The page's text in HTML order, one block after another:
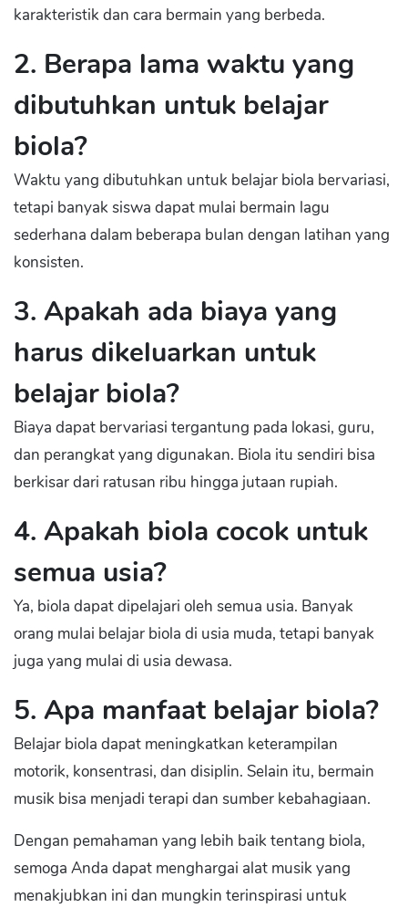
karakteristik dan cara bermain yang berbeda.
2. Berapa lama waktu yang
dibutuhkan untuk belajar
biola?
Waktu yang dibutuhkan untuk belajar biola bervariasi,
tetapi banyak siswa dapat mulai bermain lagu
sederhana dalam beberapa bulan dengan latihan yang
konsisten.
3. Apakah ada biaya yang
harus dikeluarkan untuk
belajar biola?
Biaya dapat bervariasi tergantung pada lokasi, guru,
dan perangkat yang digunakan. Biola itu sendiri bisa
berkisar dari ratusan ribu hingga jutaan rupiah.
4. Apakah biola cocok untuk
semua usia?
Ya, biola dapat dipelajari oleh semua usia. Banyak
orang mulai belajar biola di usia muda, tetapi banyak
juga yang mulai di usia dewasa.
5. Apa manfaat belajar biola?
Belajar biola dapat meningkatkan keterampilan
motorik, konsentrasi, dan disiplin. Selain itu, bermain
musik bisa menjadi terapi dan sumber kebahagiaan.
Dengan pemahaman yang lebih baik tentang biola,
semoga Anda dapat menghargai alat musik yang
menakjubkan ini dan mungkin terinspirasi untuk